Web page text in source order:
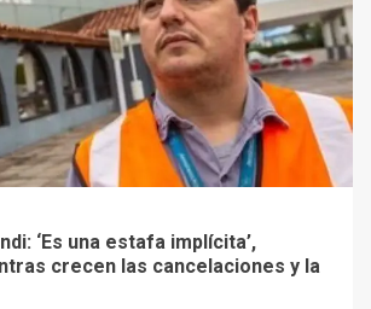
‘Es una estafa implícita’,
crecen las cancelaciones y la